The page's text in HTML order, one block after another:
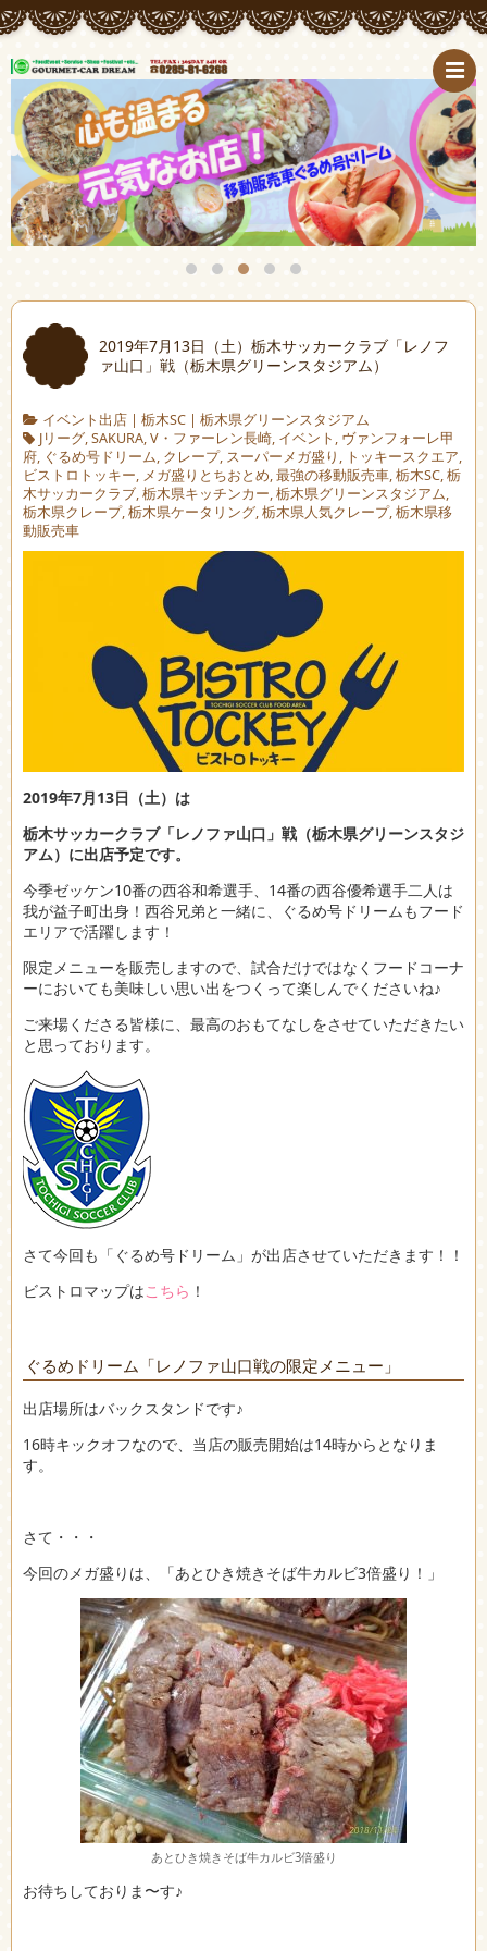
2019年7月13日（土）栃木サッカークラブ「レノフ
ァ山口」戦（栃木県グリーンスタジアム）
イベント出店| 栃木SC| 栃木県グリーンスタジアム
Jリーグ,SAKURA,V・ファーレン長崎, イベント , ヴァンフォーレ甲
府, ぐるめ号ドリーム, クレープ, スーパーメガ盛り , トッキースクエア,
ビストロトッキー, メガ盛りとちおとめ,最強の移動販売車,栃木SC,栃
木サッカークラブ,栃木県キッチンカー,栃木県グリーンスタジアム,
栃木県クレープ,栃木県ケータリング,栃木県人気クレープ,栃木県移
動販売車
2019年7月13日（土）は
栃木サッカークラブ「レノファ山口」戦（栃木県グリーンスタジ
アム）に出店予定です。
今季ゼッケン10番の西谷和希選手、14番の西谷優希選手二人は
我が益子町出身！西谷兄弟と一緒に、ぐるめ号ドリームもフード
エリアで活躍します！
限定メニューを販売しますので、試合だけではなくフードコーナ
ーにおいても美味しい思い出をつくって楽しんでくださいね♪
ご来場くださる皆様に、最高のおもてなしをさせていただきたい
と思っております。
さて今回も「ぐるめ号ドリーム」が出店させていただきます！！
ビストロマップはこちら ！
ぐるめドリーム「レノファ山口戦の限定メニュー」
出店場所はバックスタンドです♪
16時キックオフなので、当店の販売開始は14時からとなりま
す。
さて・・・
今回のメガ盛りは、「あとひき焼きそば牛カルビ3倍盛り！」
あとひき焼きそば牛カルビ3倍盛り
お待ちしておりま〜す♪